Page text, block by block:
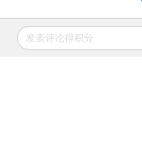
财新移动
发表评论得积分